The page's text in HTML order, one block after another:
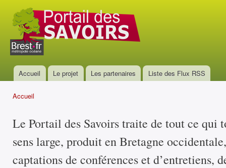
Portail
des
savoirs
Menu principal
Accueil Le projet Les partenaires Liste des Flux RSS
Accueil
Le Portail des Savoirs traite de tout ce qui
sens large, produit en Bretagne
captations de conférences et d’entretiens,